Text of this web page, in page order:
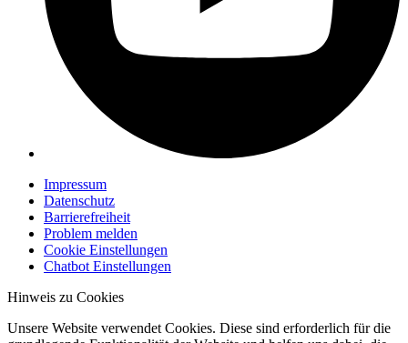
Impressum
Datenschutz
Barrierefreiheit
Problem melden
Cookie Einstellungen
Chatbot Einstellungen
Hinweis zu Cookies
Unsere Website verwendet Cookies. Diese sind erforderlich für die